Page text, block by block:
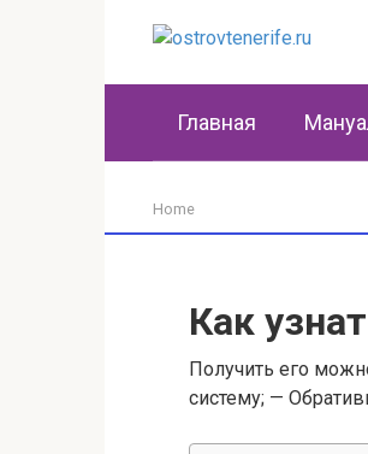
Главная
Home
Как
Получить его
систему; —